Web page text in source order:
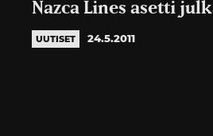
Nazca Lines asetti
UUTISET 24.5.2011